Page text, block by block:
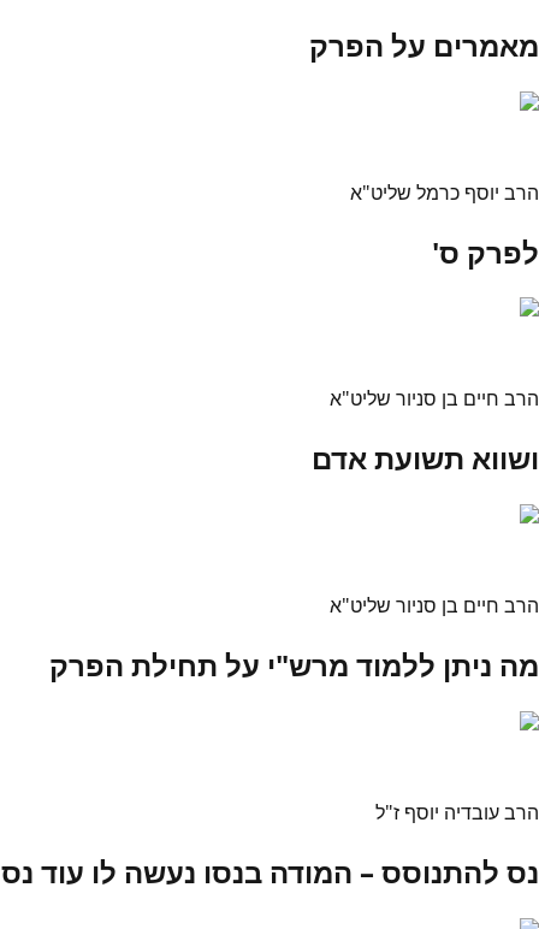
מאמרים על הפרק
הרב יוסף כרמל שליט"א
לפרק ס'
הרב חיים בן סניור שליט"א
ושווא תשועת אדם
הרב חיים בן סניור שליט"א
מה ניתן ללמוד מרש"י על תחילת הפרק
הרב עובדיה יוסף ז"ל
נס להתנוסס – המודה בנסו נעשה לו עוד נס